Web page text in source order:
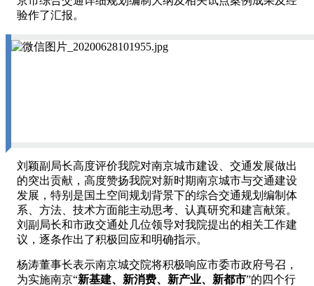
验作了汇报。
刘颖副局长高度评价我院对南京城市建设、交通发展做出
的突出贡献，高度赞扬我院对新时期南京城市与交通建设
发展，特别是国土空间规划背景下的综合交通规划编制体
系、方法、技术方面能主动思考、认真研究和建言献策。
刘副局长和市政交通处几位领导对我院提出的相关工作建
议，逐条作出了积极回应和明确指示。
杨涛董事长表示南京城交院将积极响应市委市政府号召，
为实施南京“新基建、新消费、新产业、新都市”的四个行